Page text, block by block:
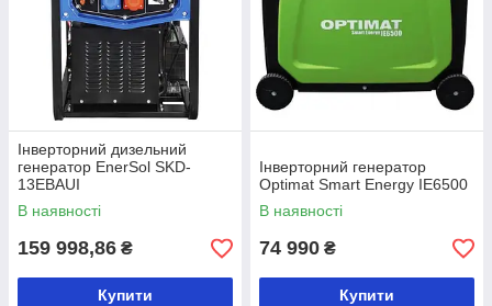
Інверторний дизельний
генератор EnerSol SKD-
13EBAUI
В наявності
159 998,86 ₴
Купити
Інверторний генератор
Optimat Smart Energy IE6500
В наявності
74 990 ₴
Купити